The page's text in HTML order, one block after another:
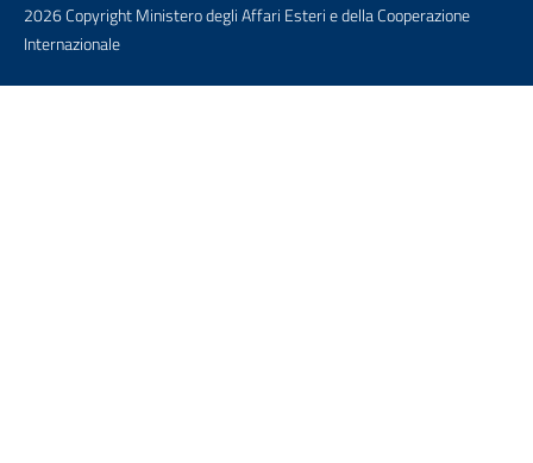
2026 Copyright Ministero degli Affari Esteri e della Cooperazione
Internazionale